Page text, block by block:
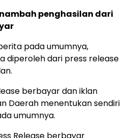
penghasilan dari
pada umumnya,
diperoleh dari press release
berbayar dan iklan
Daerah menentukan sendiri
umumnya.